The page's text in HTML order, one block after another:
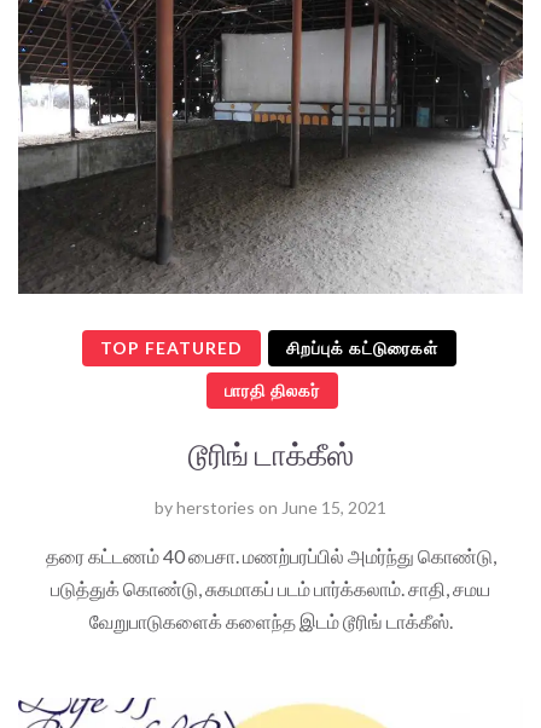
TOP FEATURED சிறப்புக் கட்டுரைகள்
பாரதி திலகர்
டூரிங் டாக்கீஸ்
byherstories on June 15, 2021
தரை கட்டணம் 40 பைசா. மணற்பரப்பில் அமர்ந்து கொண்டு,
படுத்துக் கொண்டு, சுகமாகப் படம் பார்க்கலாம். சாதி, சமய
வேறுபாடுகளைக் களைந்த இடம் டூரிங் டாக்கீஸ்.